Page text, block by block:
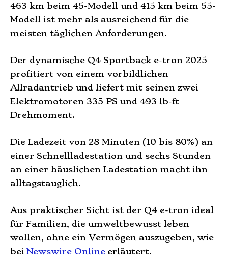
463 km beim 45-Modell und 415 km beim 55-
Modell ist mehr als ausreichend für die
meisten täglichen Anforderungen.
Der dynamische Q4 Sportback e-tron 2025
profitiert von einem vorbildlichen
Allradantrieb und liefert mit seinen zwei
Elektromotoren 335 PS und 493 lb-ft
Drehmoment.
Die Ladezeit von 28 Minuten (10 bis 80%) an
einer Schnellladestation und sechs Stunden
an einer häuslichen Ladestation macht ihn
alltagstauglich.
Aus praktischer Sicht ist der Q4 e-tron ideal
für Familien, die umweltbewusst leben
wollen, ohne ein Vermögen auszugeben, wie
bei Newswire Online erläutert.